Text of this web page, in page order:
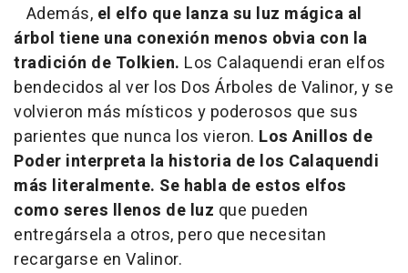
Además, el elfo que lanza su luz mágica al
árbol tiene una conexión menos obvia con la
tradición de Tolkien. Los Calaquendi eran elfos
bendecidos al ver los Dos Árboles de Valinor, y se
volvieron más místicos y poderosos que sus
parientes que nunca los vieron. Los Anillos de
Poder interpreta la historia de los Calaquendi
más literalmente. Se habla de estos elfos
como seres llenos de luz que pueden
entregársela a otros, pero que necesitan
recargarse en Valinor.